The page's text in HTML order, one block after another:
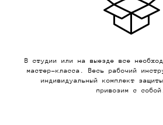
В студии или на выезде все
мастер-класса. Весь рабочий
индивидуальный комплект
привозим с собой.